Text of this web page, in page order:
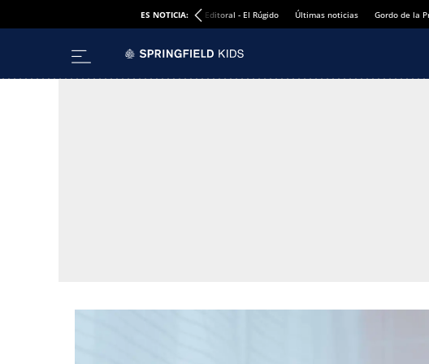
ES NOTICIA: Editoral - El Rúgido Últimas noticias Gordo de la